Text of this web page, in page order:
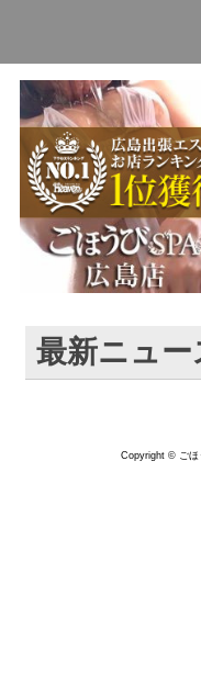
最新ニュー
Copyright © ごほ